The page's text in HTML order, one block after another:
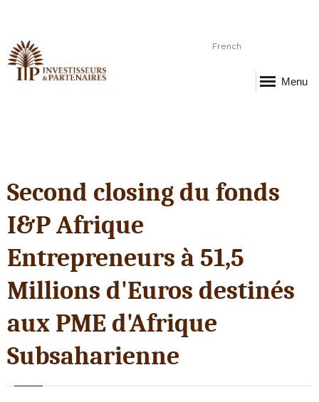
French
Menu
Second closing du fonds
I&P Afrique
Entrepreneurs à 51,5
Millions d'Euros destinés
aux PME d'Afrique
Subsaharienne